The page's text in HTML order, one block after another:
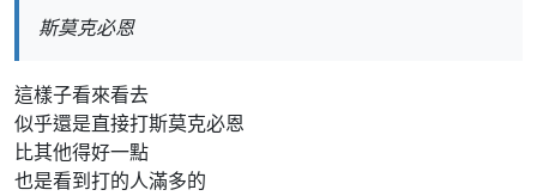
斯莫克必恩
這樣子看來看去
似乎還是直接打斯莫克必恩
比其他得好一點
也是看到打的人滿多的